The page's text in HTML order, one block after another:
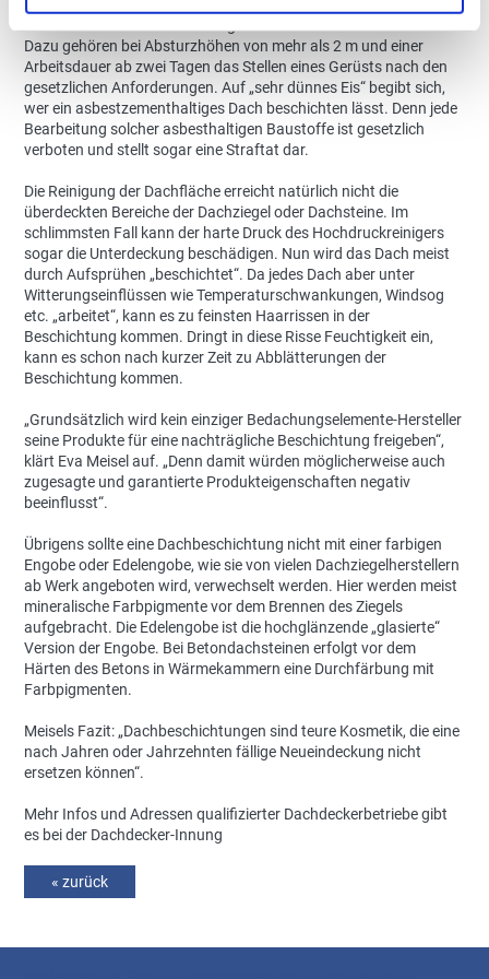
Dazu gehören bei Absturzhöhen von mehr als 2 m und einer
Arbeitsdauer ab zwei Tagen das Stellen eines Gerüsts nach den
gesetzlichen Anforderungen. Auf „sehr dünnes Eis“ begibt sich,
wer ein asbestzementhaltiges Dach beschichten lässt. Denn jede
Bearbeitung solcher asbesthaltigen Baustoffe ist gesetzlich
verboten und stellt sogar eine Straftat dar.
Die Reinigung der Dachfläche erreicht natürlich nicht die
überdeckten Bereiche der Dachziegel oder Dachsteine. Im
schlimmsten Fall kann der harte Druck des Hochdruckreinigers
sogar die Unterdeckung beschädigen. Nun wird das Dach meist
durch Aufsprühen „beschichtet“. Da jedes Dach aber unter
Witterungseinflüssen wie Temperaturschwankungen, Windsog
etc. „arbeitet“, kann es zu feinsten Haarrissen in der
Beschichtung kommen. Dringt in diese Risse Feuchtigkeit ein,
kann es schon nach kurzer Zeit zu Abblätterungen der
Beschichtung kommen.
„Grundsätzlich wird kein einziger Bedachungselemente-Hersteller
seine Produkte für eine nachträgliche Beschichtung freigeben“,
klärt Eva Meisel auf. „Denn damit würden möglicherweise auch
zugesagte und garantierte Produkteigenschaften negativ
beeinflusst“.
Übrigens sollte eine Dachbeschichtung nicht mit einer farbigen
Engobe oder Edelengobe, wie sie von vielen Dachziegelherstellern
ab Werk angeboten wird, verwechselt werden. Hier werden meist
mineralische Farbpigmente vor dem Brennen des Ziegels
aufgebracht. Die Edelengobe ist die hochglänzende „glasierte“
Version der Engobe. Bei Betondachsteinen erfolgt vor dem
Härten des Betons in Wärmekammern eine Durchfärbung mit
Farbpigmenten.
Meisels Fazit: „Dachbeschichtungen sind teure Kosmetik, die eine
nach Jahren oder Jahrzehnten fällige Neueindeckung nicht
ersetzen können“.
Mehr Infos und Adressen qualifizierter Dachdeckerbetriebe gibt
es bei der Dachdecker-Innung
« zurück